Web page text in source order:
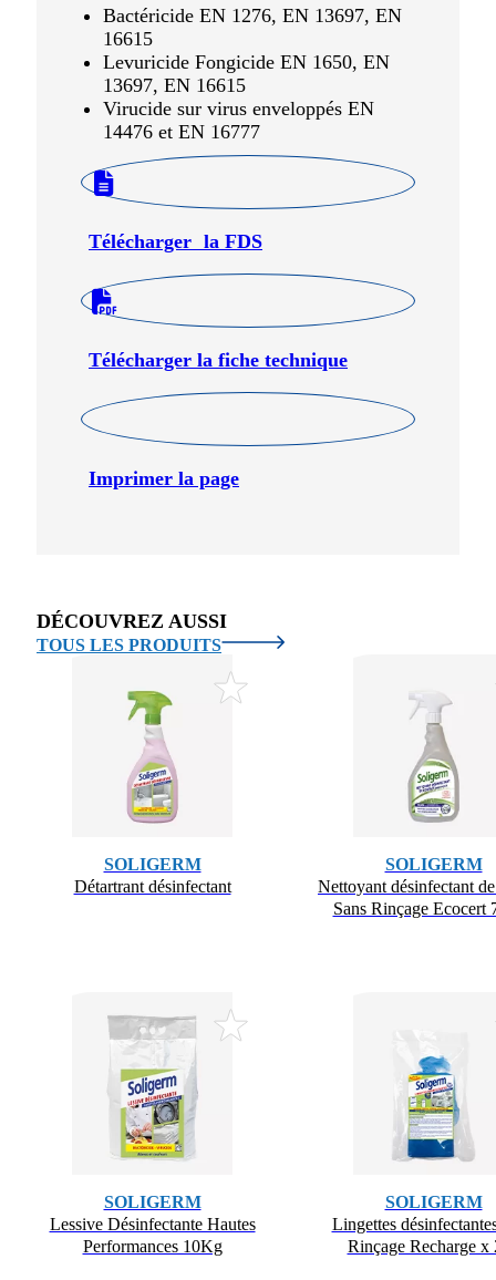
Bactéricide EN 1276, EN 13697, EN
16615
Levuricide Fongicide EN 1650, EN
13697, EN 16615
Virucide sur virus enveloppés EN
14476 et EN 16777
Télécharger la FDS
Télécharger la fiche technique
Imprimer la page
DÉCOUVREZ AUSSI
TOUS LES PRODUITS
SOLIGERM
Détartrant désinfectant
SOLIGERM
Nettoyant désinfectant
Sans Rinçage Ecocert
SOLIGERM
Lessive Désinfectante Hautes
Performances 10Kg
SOLIGERM
Lingettes
Rinçage Recharge x